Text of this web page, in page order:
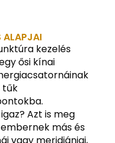
ALAPJAI
kezelés
ősi kínai
tűk
Azt is meg
más és